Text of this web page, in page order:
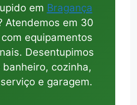
em Bragança
Atendemos em 30
equipamentos
Desentupimos
cozinha,
e garagem.